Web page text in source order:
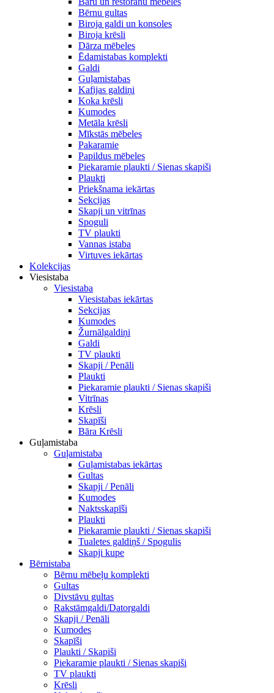
Bērnu gultas
Biroja galdi un konsoles
Biroja krēsli
Dārza mēbeles
Ēdamistabas komplekti
Galdi
Guļamistabas
Kafijas galdiņi
Koka krēsli
Kumodes
Metāla krēsli
Mīkstās mēbeles
Pakaramie
Papildus mēbeles
Piekaramie plaukti / Sienas skapiši
Plaukti
Priekšnama iekārtas
Sekcijas
Skapji un vitrīnas
Spoguli
TV plaukti
Vannas istaba
Virtuves iekārtas
Kolekcijas
Viesistaba
Viesistaba
Viesistabas iekārtas
Sekcijas
Kumodes
Žurnālgaldiņi
Galdi
TV plaukti
Skapji / Penāli
Plaukti
Piekaramie plaukti / Sienas skapiši
Vitrīnas
Krēsli
Skapīši
Bāra Krēsli
Guļamistaba
Guļamistaba
Guļamistabas iekārtas
Gultas
Skapji / Penāli
Kumodes
Naktsskapīši
Plaukti
Piekaramie plaukti / Sienas skapiši
Tualetes galdiņš / Spogulis
Skapji kupe
Bērnistaba
Bērnu mēbeļu komplekti
Gultas
Divstāvu gultas
Rakstāmgaldi/Datorgaldi
Skapji / Penāli
Kumodes
Skapīši
Plaukti / Skapiši
Piekaramie plaukti / Sienas skapiši
TV plaukti
Krēsli